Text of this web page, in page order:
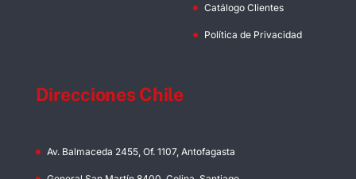
Catálogo Clientes
Política de Privacidad
Direcciones Chile
Av. Balmaceda 2455, Of. 1107, Antofagasta